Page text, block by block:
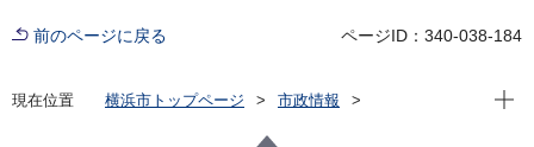
前のページに戻る ページID：340-038-184
現在位置 横浜市トップページ
市政情報
現在